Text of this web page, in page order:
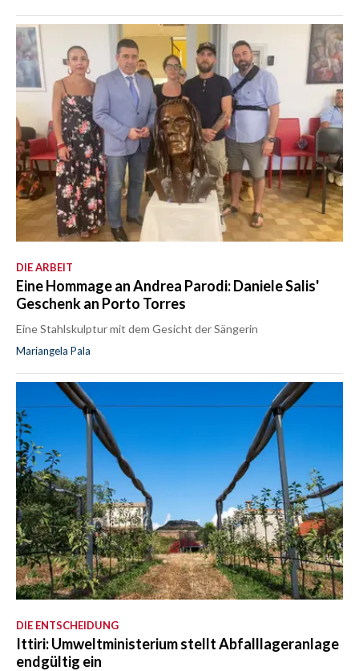
DIE ARBEIT
Eine Hommage an Andrea Parodi: Daniele Salis'
Geschenk an Porto Torres
Eine Stahlskulptur mit dem Gesicht der Sängerin
Mariangela Pala
DIE ENTSCHEIDUNG
Ittiri: Umweltministerium stellt Abfalllageranlage
endgültig ein